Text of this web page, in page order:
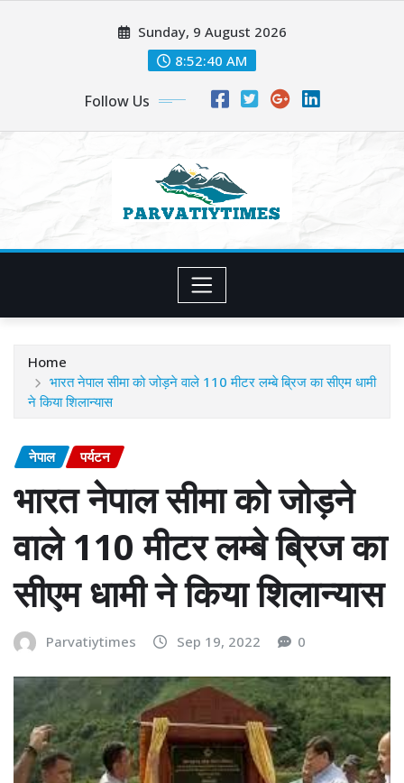
Sunday, 9 August 2026
8:52:42 AM
Follow Us
Home
भारत नेपाल सीमा को जोड़ने वाले 110 मीटर लम्बे ब्रिज का सीएम धामी
ने किया शिलान्यास
नेपाल पर्यटन
भारत नेपाल सीमा को जोड़ने
वाले 110 मीटर लम्बे ब्रिज का
सीएम धामी ने किया शिलान्यास
Parvatiytimes Sep 19, 2022 0